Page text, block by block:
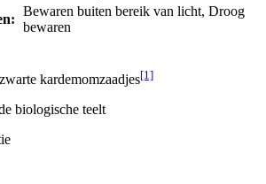
Bewaren buiten bereik van licht, Droog
bewaren
kardemomzaadjes[1]
biologische teelt